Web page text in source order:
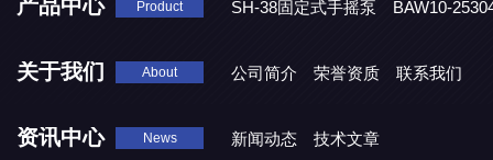
产品中心 Product SH-38固定式手摇泵
BAW10-
关于我们 About 公司简介 荣誉资质 联系我们
资讯中心 News 新闻动态 技术文章